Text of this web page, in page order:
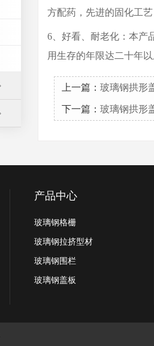
方配药，先进的固化工
6、好看、耐老化：本产
用生存的年限达二十年以
上一篇： 玻璃钢拱形
下一篇： 玻璃钢拱形
产品中心
玻璃钢格栅
玻璃钢拉挤型材
玻璃钢围栏
玻璃钢盖板